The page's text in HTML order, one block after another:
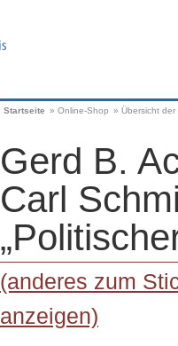
Startseite » Online-Shop » Übersicht
Gerd B.
Carl
(anderes zum
anzeigen)